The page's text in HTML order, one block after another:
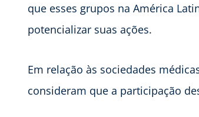
que esses grupos na América
potencializar suas ações.
Em relação às sociedades
consideram que a participação